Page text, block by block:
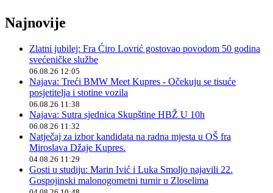
Najnovije
Zlatni jubilej: Fra Ćiro Lovrić gostovao povodom 50 godina
svećeničke službe
06.08.26 12:05
Najava: Treći BMW Meet Kupres - Očekuju se tisuće
posjetitelja i stotine vozila
06.08.26 11:38
Najava: Sutra sjednica Skupštine HBŽ U 10h
06.08.26 11:32
Natječaj za izbor kandidata na radna mjesta u OŠ fra
Miroslava Džaje Kupres.
04.08.26 11:29
Gosti u studiju: Marin Ivić i Luka Smoljo najavili 22.
Gospojinski malonogometni turnir u Zloselima